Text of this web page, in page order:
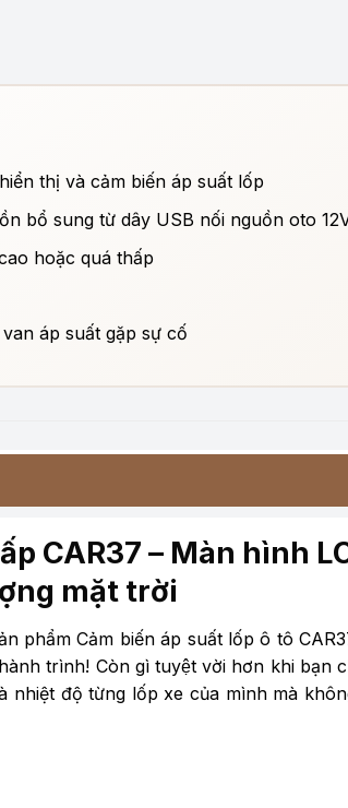
thị và cảm biến áp suất lốp
bổ sung từ dây USB nối nguồn oto
hoặc quá thấp
áp suất gặp sự cố
CAR37 – Màn hình
mặt trời
phẩm Cảm biến áp suất lốp ô tô
trình! Còn gì tuyệt vời hơn khi bạn
nhiệt độ từng lốp xe của mình mà